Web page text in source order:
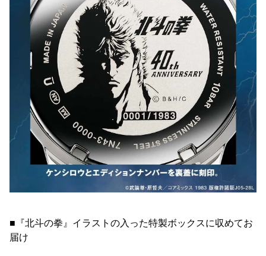
■『北斗の拳』イラストの入った特製ボックスに収めてお
届け